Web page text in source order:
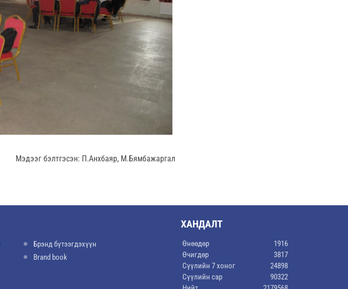
Мэдээг бэлтгэсэн: П.Анхбаяр, М.Бямбажаргал
Брэнд бүтээгдэхүүн
Brand book
ХАНДАЛТ
Өнөөдөр
1916
Өчигдөр
3817
Сүүлийн 7 хоног
24898
Сүүлийн сар
90322